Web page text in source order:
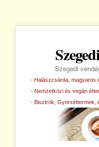
Szegedi
- Halászcsárda, magyaros
- Nemzetközi és vegán
- Bisztrók, Gyorséttermek,